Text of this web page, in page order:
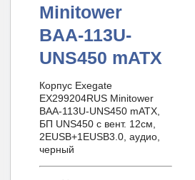
Minitower
BAA-113U-
UNS450 mATX
Корпус Exegate
EX299204RUS Minitower
BAA-113U-UNS450 mATX,
БП UNS450 с вент. 12см,
2ЕUSB+1ЕUSB3.0, аудио,
черный